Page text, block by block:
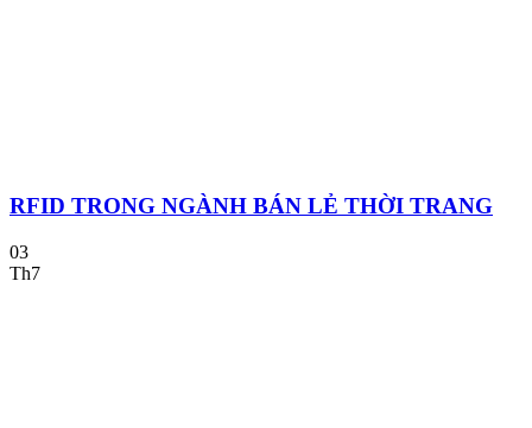
RFID TRONG NGÀNH BÁN LẺ THỜI TRANG
03
Th7